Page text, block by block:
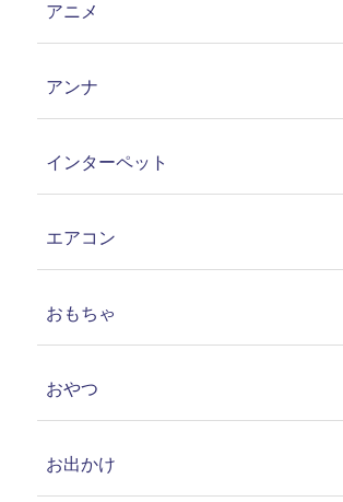
アニメ
アンナ
インターペット
エアコン
おもちゃ
おやつ
お出かけ